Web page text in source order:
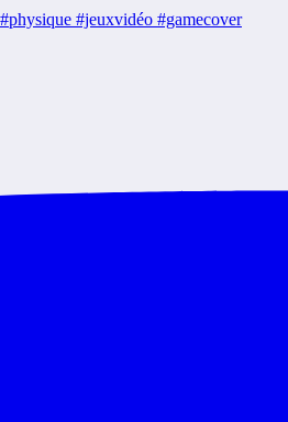
#jeuxvidéo #gamecover